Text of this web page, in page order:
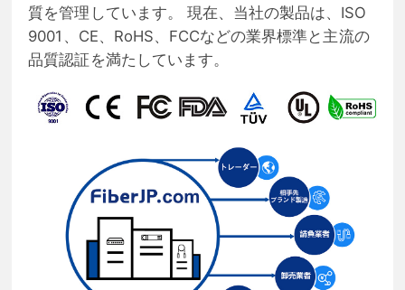
質を管理しています。 現在、当社の製品は、ISO
9001、CE、RoHS、FCCなどの業界標準と主流の
品質認証を満たしています。